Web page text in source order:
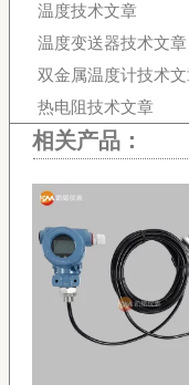
温度技术文章
温度变送器技术文章
双金属温度计技术
热电阻技术文章
相关产品：